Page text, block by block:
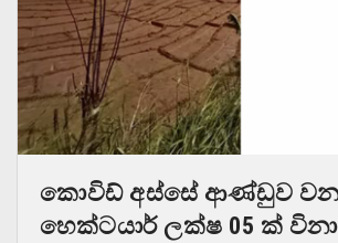
කොවිඩ් අස්සේ ආණ්ඩුව
හෙක්ටයාර් ලක්ෂ 05 ක්